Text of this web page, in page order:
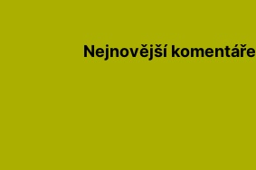
Nejnovější komentáře